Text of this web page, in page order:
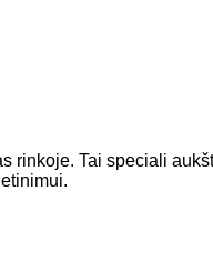
rinkoje. Tai speciali